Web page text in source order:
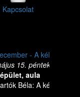
Kapcsolat
- 1. előadás